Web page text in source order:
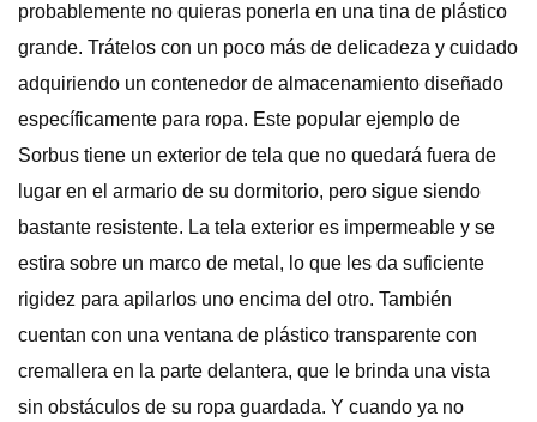
probablemente no quieras ponerla en una tina de plástico
grande. Trátelos con un poco más de delicadeza y cuidado
adquiriendo un contenedor de almacenamiento diseñado
específicamente para ropa. Este popular ejemplo de
Sorbus tiene un exterior de tela que no quedará fuera de
lugar en el armario de su dormitorio, pero sigue siendo
bastante resistente. La tela exterior es impermeable y se
estira sobre un marco de metal, lo que les da suficiente
rigidez para apilarlos uno encima del otro. También
cuentan con una ventana de plástico transparente con
cremallera en la parte delantera, que le brinda una vista
sin obstáculos de su ropa guardada. Y cuando ya no